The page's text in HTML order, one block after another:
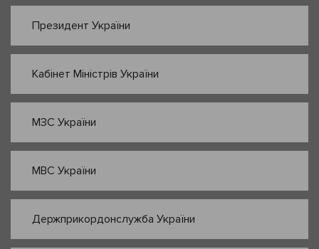
Президент України
Кабінет Міністрів України
МЗС України
МВС України
Держприкордонслужба України